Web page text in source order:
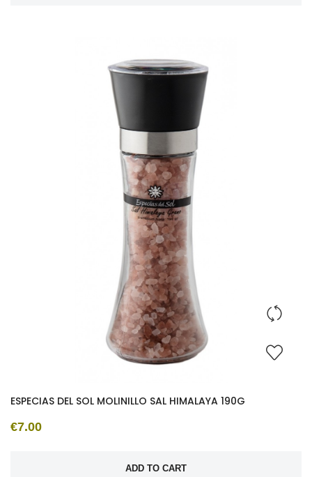
ESPECIAS DEL SOL MOLINILLO SAL HIMALAYA 190G
€7.00
ADD TO CART